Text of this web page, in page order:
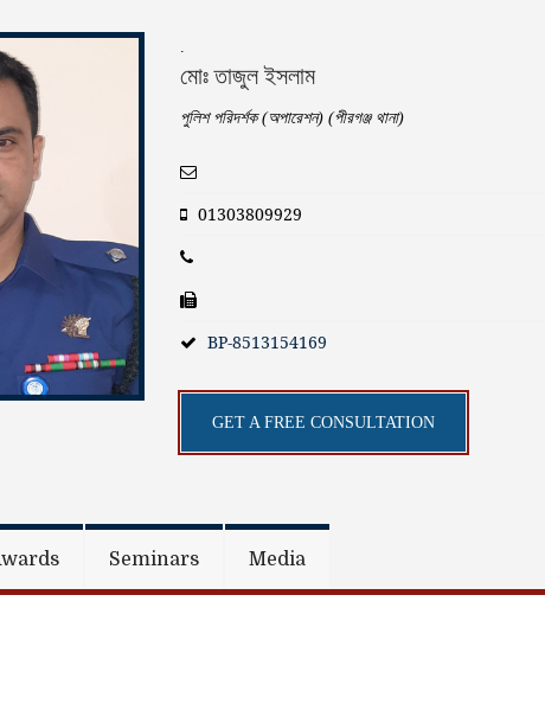
মোঃ তাজুল ইসলাম
পুলিশ পরিদর্শক (অপারেশন) (পীরগঞ্জ থানা)
01303809929
BP-8513154169
GET A FREE CONSULTATION
Seminars Media